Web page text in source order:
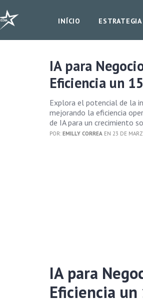
INÍCIO
IA para
Eficiencia un
Explora el potencial de la
mejorando la eficiencia
de IA para un crecimiento
POR:EMILLY CORREA EN 23 DE
IA para
Eficiencia